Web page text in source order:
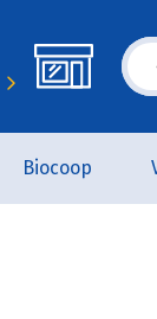
Biocoop